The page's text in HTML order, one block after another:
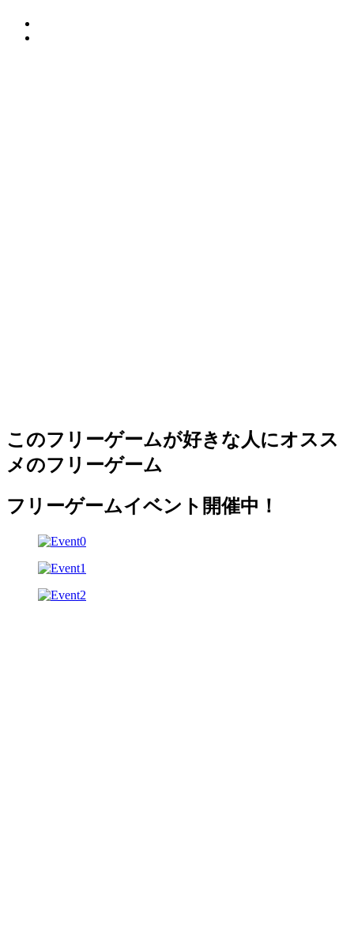
このフリーゲームが好きな人にオスス
メのフリーゲーム
フリーゲームイベント開催中！